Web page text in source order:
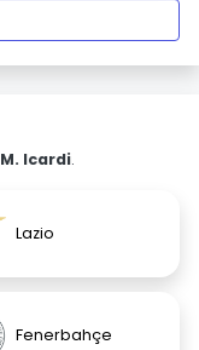
M. Icardi.
Lazio
Fenerbahçe